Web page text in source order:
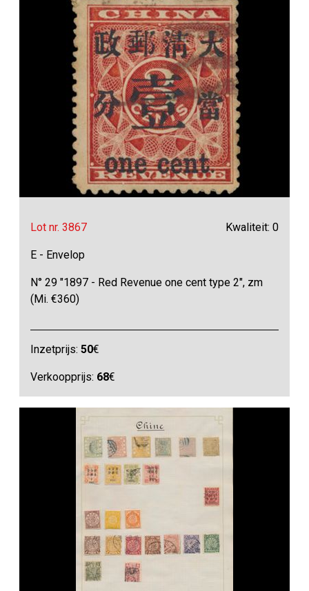
Lot nr. 3867 Kwaliteit: 0
E - Envelop
N° 29 "1897 - Red Revenue one cent type 2", zm
(Mi. €360)
Inzetprijs:50€
Verkoopprijs: 68€